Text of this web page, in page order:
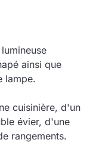
ainsi que
lampe.
cuisinière, d'un
évier, d'une
rangements.